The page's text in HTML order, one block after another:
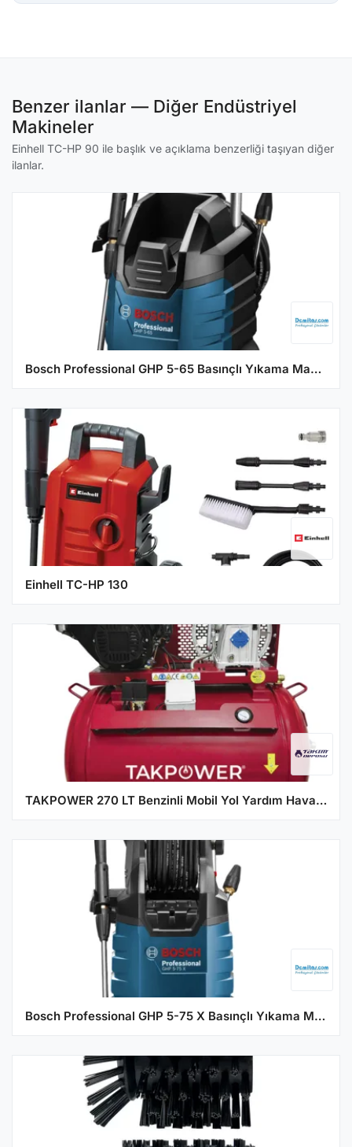
Benzer ilanlar — Diğer Endüstriyel
Makineler
Einhell TC-HP 90 ile başlık ve açıklama benzerliği taşıyan diğer
ilanlar.
Bosch Professional GHP 5-65 Basınçlı Yıkama Makinesi
Einhell TC-HP 130
TAKPOWER 270 LT Benzinli Mobil Yol Yardım Hava Kompresörü
Bosch Professional GHP 5-75 X Basınçlı Yıkama Makinesi